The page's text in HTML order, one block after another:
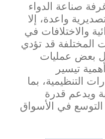
صناعة الدواء
واعدة، إلا
والاختلافات في
المختلفة قد تؤدي
بعض عمليات
تيسير
التنظيمية، بما
ويدعم قدرة
في الأسواق